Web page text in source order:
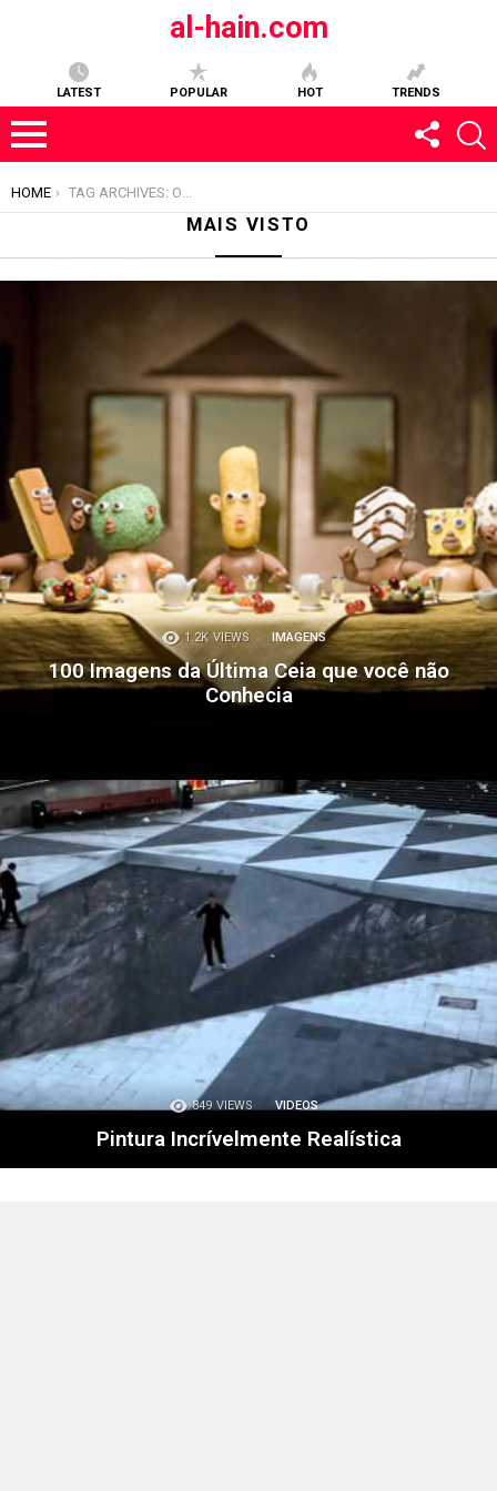
al-hain.com
LATEST POPULAR HOT TRENDS
YOU ARE HERE:
HOME TAG ARCHIVES: OKTAPODI
MAIS VISTO
1.2K VIEWS IMAGENS
100 Imagens da Última Ceia que você não
Conhecia
849 VIEWS VIDEOS
Pintura Incrívelmente Realística